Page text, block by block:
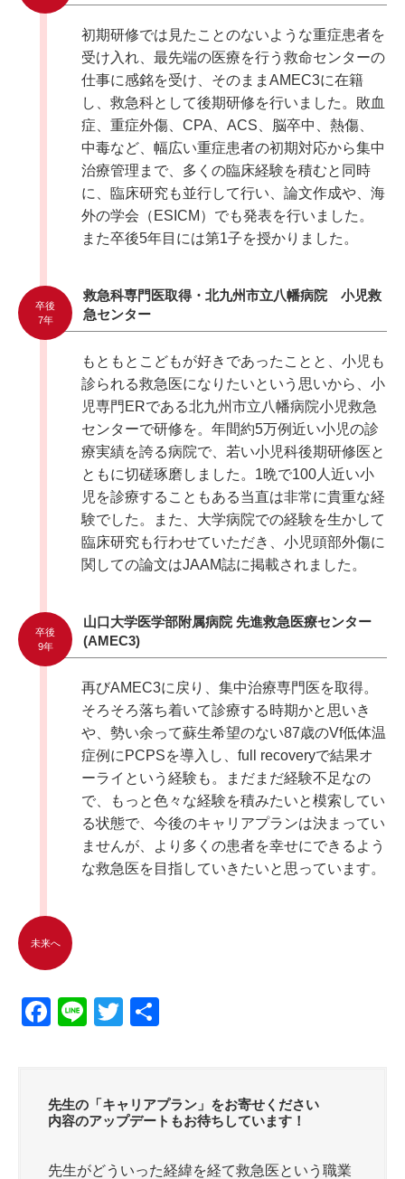
初期研修では見たことのないような重症患者を
受け入れ、最先端の医療を行う救命センターの
仕事に感銘を受け、そのままAMEC3に在籍
し、救急科として後期研修を行いました。敗血
症、重症外傷、CPA、ACS、脳卒中、熱傷、
中毒など、幅広い重症患者の初期対応から集中
治療管理まで、多くの臨床経験を積むと同時
に、臨床研究も並行して行い、論文作成や、海
外の学会（ESICM）でも発表を行いました。
また卒後5年目には第1子を授かりました。
卒後
7年
救急科専門医取得・北九州市立八幡病院 小児救
急センター
もともとこどもが好きであったことと、小児も
診られる救急医になりたいという思いから、小
児専門ERである北九州市立八幡病院小児救急
センターで研修を。年間約5万例近い小児の診
療実績を誇る病院で、若い小児科後期研修医と
ともに切磋琢磨しました。1晩で100人近い小
児を診療することもある当直は非常に貴重な経
験でした。また、大学病院での経験を生かして
臨床研究も行わせていただき、小児頭部外傷に
関しての論文はJAAM誌に掲載されました。
卒後
9年
山口大学医学部附属病院 先進救急医療センター
(AMEC3)
再びAMEC3に戻り、集中治療専門医を取得。
そろそろ落ち着いて診療する時期かと思いき
や、勢い余って蘇生希望のない87歳のVf低体温
症例にPCPSを導入し、full recoveryで結果オ
ーライという経験も。まだまだ経験不足なの
で、もっと色々な経験を積みたいと模索してい
る状態で、今後のキャリアプランは決まってい
ませんが、より多くの患者を幸せにできるよう
な救急医を目指していきたいと思っています。
未来へ
F
e
b
o
Li
T
er
先生の「キャリアプラン」をお寄せください
内容のアップデートもお待ちしています！
先生がどういった経緯を経て救急医という職業